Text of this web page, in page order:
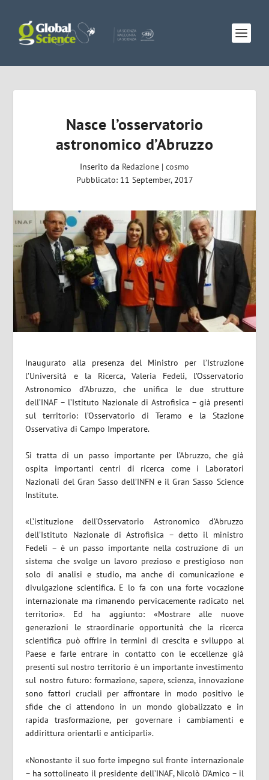
Nasce l’osservatorio
astronomico d’Abruzzo
Inserito da Redazione | cosmo
Pubblicato: 11 September, 2017
Inaugurato alla presenza del Ministro per l’Istruzione
l’Università e la Ricerca, Valeria Fedeli, l’Osservatorio
Astronomico d’Abruzzo, che unifica le due strutture
dell’INAF – l’Istituto Nazionale di Astrofisica – già presenti
sul territorio: l’Osservatorio di Teramo e la Stazione
Osservativa di Campo Imperatore.
Si tratta di un passo importante per l’Abruzzo, che già
ospita importanti centri di ricerca come i Laboratori
Nazionali del Gran Sasso dell’INFN e il Gran Sasso Science
Institute.
«L’istituzione dell’Osservatorio Astronomico d’Abruzzo
dell’Istituto Nazionale di Astrofisica – detto il ministro
Fedeli – è un passo importante nella costruzione di un
sistema che svolge un lavoro prezioso e prestigioso non
solo di analisi e studio, ma anche di comunicazione e
divulgazione scientifica. E lo fa con una forte vocazione
internazionale ma rimanendo pervicacemente radicato nel
territorio». Ed ha aggiunto: «Mostrare alle nuove
generazioni le straordinarie opportunità che la ricerca
scientifica può offrire in termini di crescita e sviluppo al
Paese e farle entrare in contatto con le eccellenze già
presenti sul nostro territorio è un importante investimento
sul nostro futuro: formazione, sapere, scienza, innovazione
sono fattori cruciali per affrontare in modo positivo le
sfide che ci attendono in un mondo globalizzato e in
rapida trasformazione, per governare i cambiamenti e
addirittura orientarli e anticiparli».
«Nonostante il suo forte impegno sul fronte internazionale
– ha sottolineato il presidente dell’INAF, Nicolò D’Amico – il